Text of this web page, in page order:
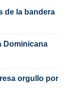
de la bandera
Dominicana
orgullo por